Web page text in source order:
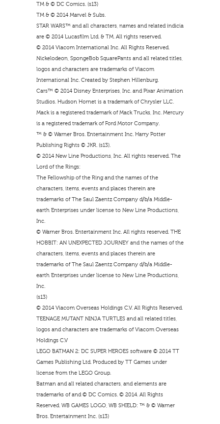
TM & © DC Comics. (s13)
TM & © 2014 Marvel & Subs.
STAR WARS™ and all characters, names and related indicia
are © 2014 Lucasfilm Ltd. & TM. All rights reserved.
© 2014 Viacom International Inc. All Rights Reserved.
Nickelodeon, SpongeBob SquarePants and all related titles,
logos and characters are trademarks of Viacom
International Inc. Created by Stephen Hillenburg.
Cars™ © 2014 Disney Enterprises, Inc. and Pixar Animation
Studios. Hudson Hornet is a trademark of Chrysler LLC.
Mack is a registered trademark of Mack Trucks, Inc. Mercury
is a registered trademark of Ford Motor Company.
™ & © Warner Bros. Entertainment Inc. Harry Potter
Publishing Rights © JKR. (s13).
© 2014 New Line Productions, Inc. All rights reserved. The
Lord of the Rings:
The Fellowship of the Ring and the names of the
characters, items, events and places therein are
trademarks of The Saul Zaentz Company d/b/a Middle-
earth Enterprises under license to New Line Productions,
Inc.
© Warner Bros. Entertainment Inc. All rights reserved. THE
HOBBIT: AN UNEXPECTED JOURNEY and the names of the
characters, items, events and places therein are
trademarks of The Saul Zaentz Company d/b/a Middle-
earth Enterprises under license to New Line Productions,
Inc.
(s13)
© 2014 Viacom Overseas Holdings C.V. All Rights Reserved.
TEENAGE MUTANT NINJA TURTLES and all related titles,
logos and characters are trademarks of Viacom Overseas
Holdings C.V
LEGO BATMAN 2: DC SUPER HEROES software © 2014 TT
Games Publishing Ltd. Produced by TT Games under
license from the LEGO Group.
Batman and all related characters, and elements are
trademarks of and © DC Comics. © 2014. All Rights
Reserved. WB GAMES LOGO, WB SHIELD: ™ & © Warner
Bros. Entertainment Inc. (s13)